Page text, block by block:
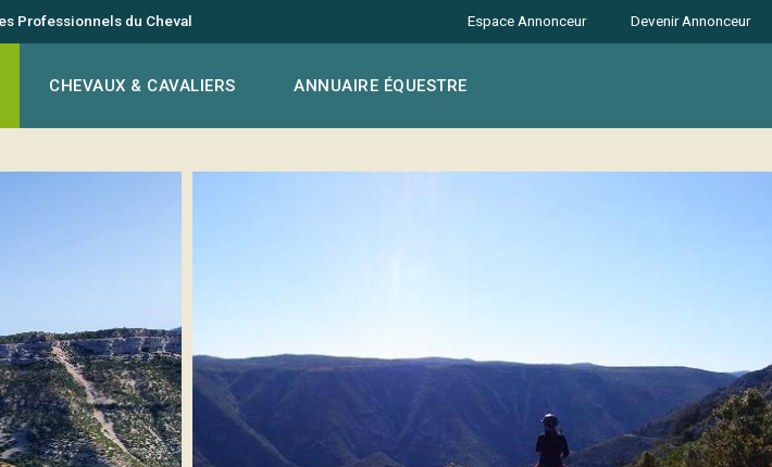
Professionnels du Cheval
CHEVAUX & CAVALIERS ANNUAIRE ÉQUESTRE
Espace Annonceur Devenir Annonceur